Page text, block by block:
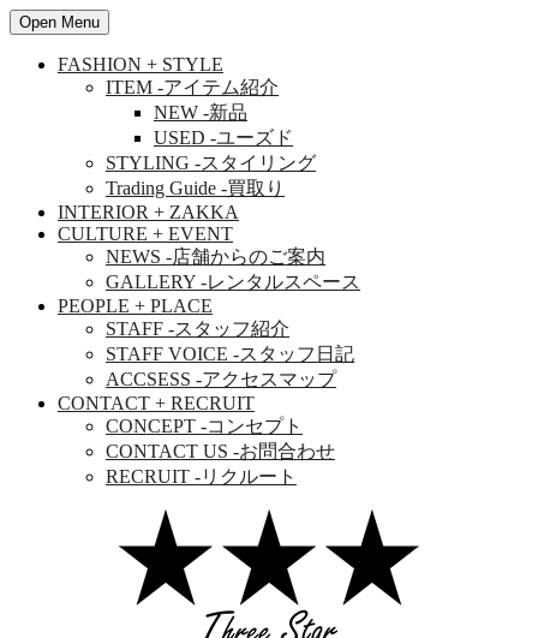
Open Menu
FASHION + STYLE
ITEM -アイテム紹介
NEW -新品
USED -ユーズド
STYLING -スタイリング
Trading Guide -買取り
INTERIOR + ZAKKA
CULTURE + EVENT
NEWS -店舗からのご案内
GALLERY -レンタルスペース
PEOPLE + PLACE
STAFF -スタッフ紹介
STAFF VOICE -スタッフ日記
ACCSESS -アクセスマップ
CONTACT + RECRUIT
CONCEPT -コンセプト
CONTACT US -お問合わせ
RECRUIT -リクルート